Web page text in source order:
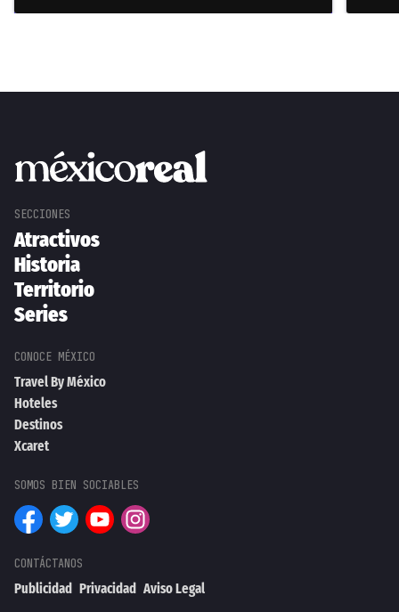
Atractivos
Historia
Territorio
Series
Travel By México
Hoteles
Destinos
Xcaret
Publicidad Privacidad Aviso Legal